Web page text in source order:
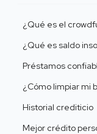
¿Qué es el
¿Qué es saldo
Préstamos
¿Cómo limpiar mi
Historial crediticio
Mejor crédito